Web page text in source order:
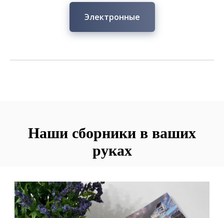
Электронные
Наши сборники в ваших
руках